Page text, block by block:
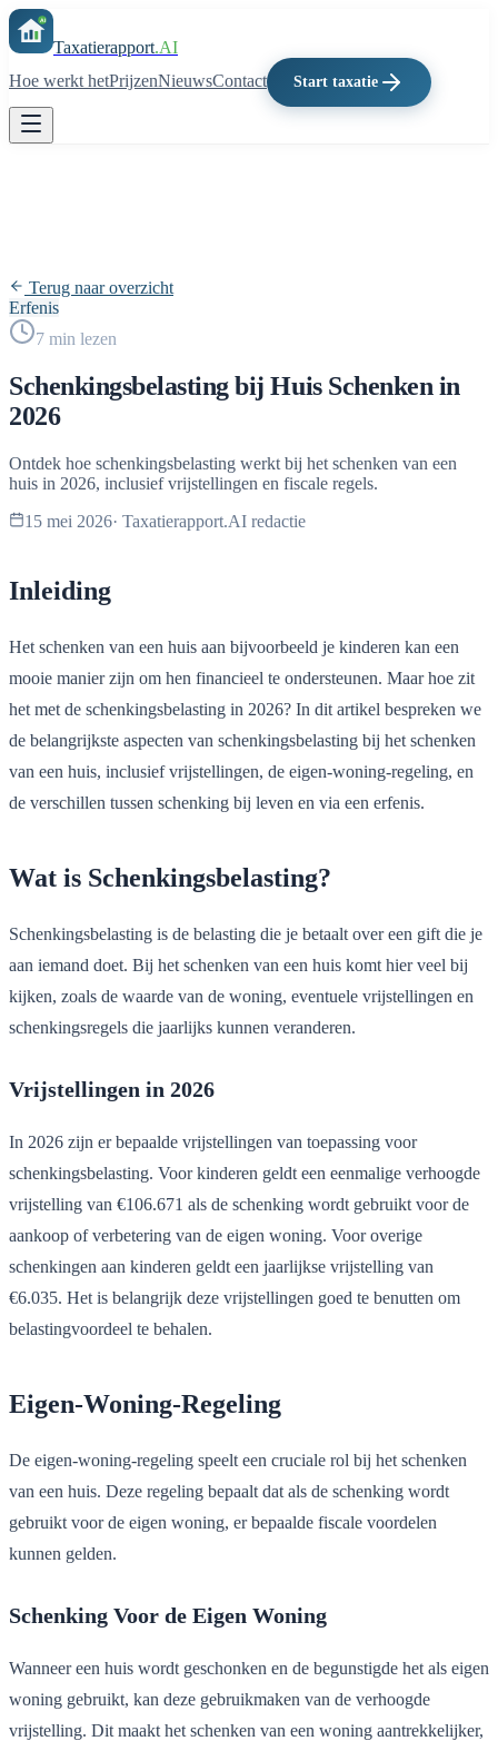
Taxatierapport.AI
Hoe werkt hetPrijzenNieuwsContact Start taxatie
Terug naar overzicht
Erfenis
7 min lezen
Schenkingsbelasting bij Huis Schenken in
2026
Ontdek hoe schenkingsbelasting werkt bij het schenken van een
huis in 2026, inclusief vrijstellingen en fiscale regels.
15 mei 2026· Taxatierapport.AI redactie
Inleiding
Het schenken van een huis aan bijvoorbeeld je kinderen kan een
mooie manier zijn om hen financieel te ondersteunen. Maar hoe zit
het met de schenkingsbelasting in 2026? In dit artikel bespreken we
de belangrijkste aspecten van schenkingsbelasting bij het schenken
van een huis, inclusief vrijstellingen, de eigen-woning-regeling, en
de verschillen tussen schenking bij leven en via een erfenis.
Wat is Schenkingsbelasting?
Schenkingsbelasting is de belasting die je betaalt over een gift die je
aan iemand doet. Bij het schenken van een huis komt hier veel bij
kijken, zoals de waarde van de woning, eventuele vrijstellingen en
schenkingsregels die jaarlijks kunnen veranderen.
Vrijstellingen in 2026
In 2026 zijn er bepaalde vrijstellingen van toepassing voor
schenkingsbelasting. Voor kinderen geldt een eenmalige verhoogde
vrijstelling van €106.671 als de schenking wordt gebruikt voor de
aankoop of verbetering van de eigen woning. Voor overige
schenkingen aan kinderen geldt een jaarlijkse vrijstelling van
€6.035. Het is belangrijk deze vrijstellingen goed te benutten om
belastingvoordeel te behalen.
Eigen-Woning-Regeling
De eigen-woning-regeling speelt een cruciale rol bij het schenken
van een huis. Deze regeling bepaalt dat als de schenking wordt
gebruikt voor de eigen woning, er bepaalde fiscale voordelen
kunnen gelden.
Schenking Voor de Eigen Woning
Wanneer een huis wordt geschonken en de begunstigde het als eigen
woning gebruikt, kan deze gebruikmaken van de verhoogde
vrijstelling. Dit maakt het schenken van een woning aantrekkelijker,